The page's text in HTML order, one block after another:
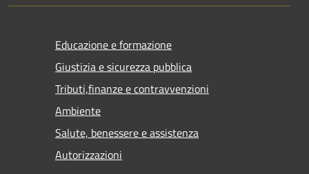
Educazione e formazione
Giustizia e sicurezza pubblica
Tributi,finanze e contravvenzioni
Ambiente
Salute, benessere e assistenza
Autorizzazioni